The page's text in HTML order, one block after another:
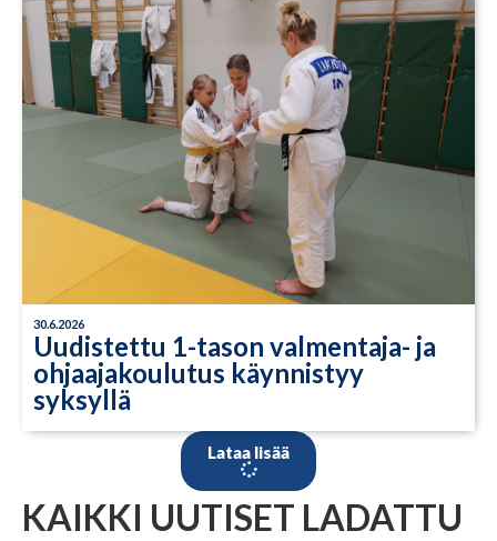
30.6.2026
Uudistettu 1-tason valmentaja- ja
ohjaajakoulutus käynnistyy
syksyllä
Lataa lisää
KAIKKI UUTISET LADATTU